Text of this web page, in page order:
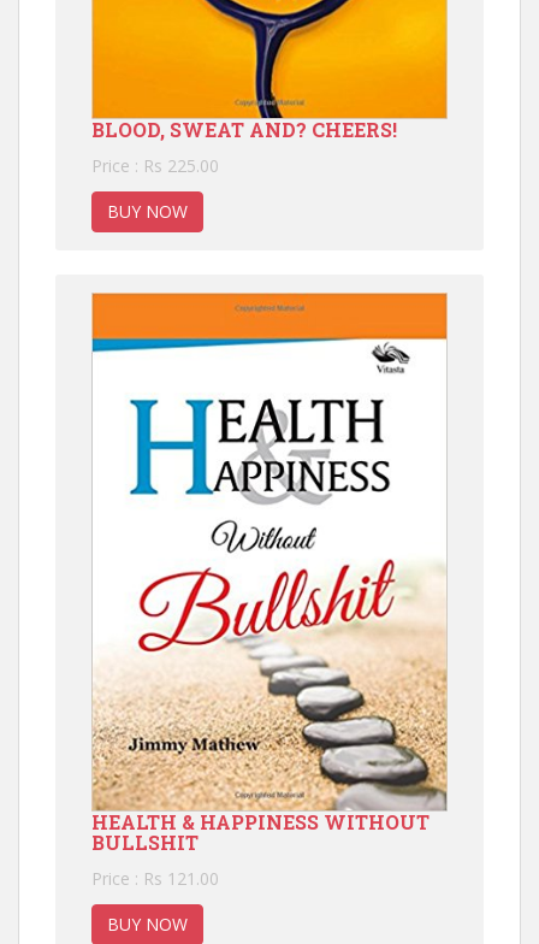
BLOOD, SWEAT AND? CHEERS!
Price : Rs 225.00
BUY NOW
HEALTH & HAPPINESS WITHOUT
BULLSHIT
Price : Rs 121.00
BUY NOW